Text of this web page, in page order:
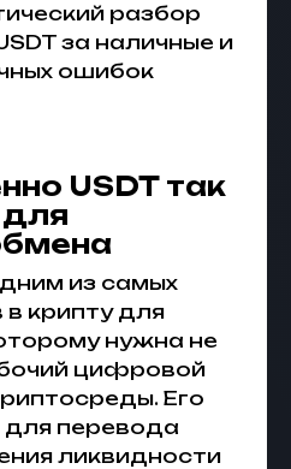
разбор
за наличные и
ошибок
USDT так
из самых
в крипту для
нужна не
цифровой
Его
перевода
ликвидности